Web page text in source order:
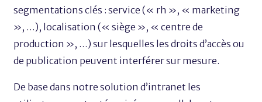
segmentations clés : service (« rh », « marketing
», …), localisation (« siège », « centre de
production », …) sur lesquelles les droits d’accès ou
de publication peuvent interférer sur mesure.
De base dans notre solution d’intranet les